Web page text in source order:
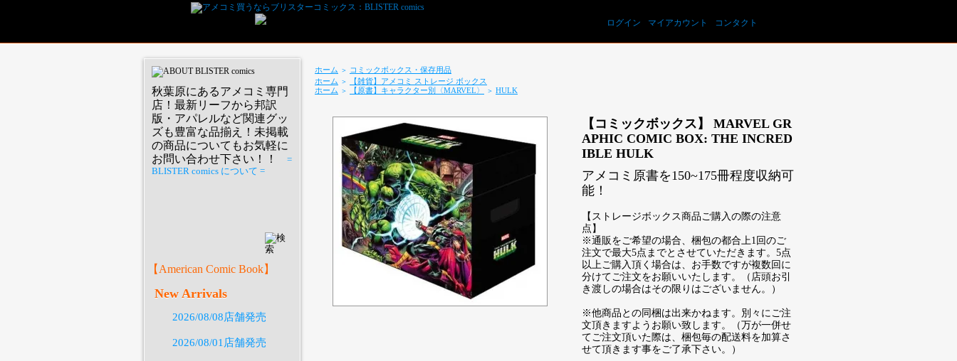
ログイン マイアカウント コンタクト
ホーム ＞
コミックボックス・保存用品
ホーム ＞
【雑貨】アメコミ ストレージ ボックス
ホーム ＞ 【原書】キャラクター別〈MARVEL〉 ＞ HULK
【コミックボックス】 MARVEL GR
APHIC COMIC BOX: THE INCRED
IBLE HULK
アメコミ原書を150~175冊程度収納可
能！
【ストレージボックス商品ご購入の際の注意
点】
※通販をご希望の場合、梱包の都合上1回のご
注文で最大5点までとさせていただきます。5点
以上ご購入頂く場合は、お手数ですが複数回に
分けてご注文をお願いいたします。（店頭お引
き渡しの場合はその限りはございません。）
※他商品との同梱は出来かねます。別々にご注
文頂きますようお願い致します。（万が一併せ
てご注文頂いた際は、梱包毎の配送料を加算さ
せて頂きます事をご了承下さい。）
秋葉原にあるアメコミ専門
店！最新リーフから邦訳
版・アパレルなど関連グッ
ズも豊富な品揃え！未掲載
の商品についてもお気軽に
お問い合わせ下さい！！
=
BLISTER comics について =
PREVIEWS予約オーダー用紙ダウンロード
【American Comic Book】
New Arrivals
2026/08/08店舗発売
2026/08/01店舗発売